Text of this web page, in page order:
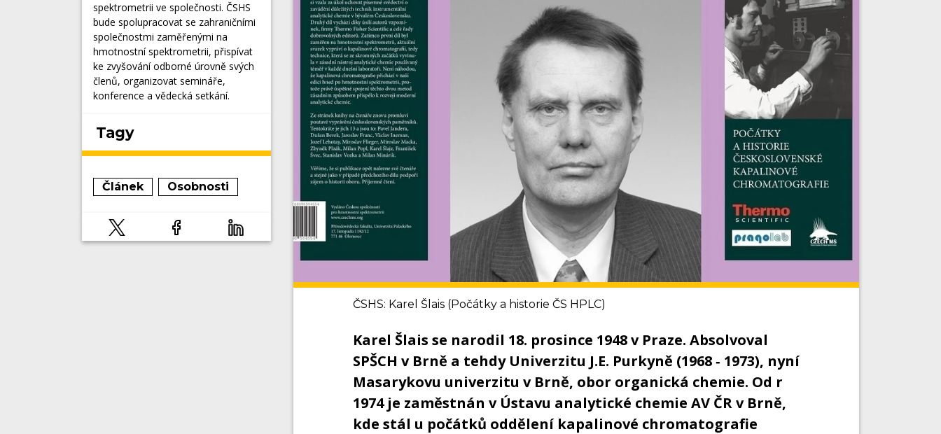
spektrometrii ve společnosti. ČSHS
bude spolupracovat se zahraničními
společnostmi zaměřenými na
hmotnostní spektrometrii, přispívat
ke zvyšování odborné úrovně svých
členů, organizovat semináře,
konference a vědecká setkání.
Tagy
Článek Osobnosti
ČSHS: Karel Šlais (Počátky a historie ČS HPLC)
Karel Šlais se narodil 18. prosince 1948 v Praze. Absolvoval
SPŠCH v Brně a tehdy Univerzitu J.E. Purkyně (1968 ‐ 1973), nyní
Masarykovu univerzitu v Brně, obor organická chemie. Od r
1974 je zaměstnán v Ústavu analytické chemie AV ČR v Brně,
kde stál u počátků oddělení kapalinové chromatografie